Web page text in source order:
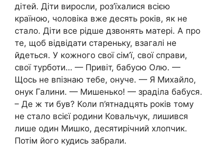
дітей. Діти виросли, роз’їхалися всією
країною, чоловіка вже десять років, як не
стало. Діти все рідше дзвонять матері. А про
те, щоб відвідати стареньку, взагалі не
йдеться. У кожного свої сім’ї, свої справи,
свої турботи… — Привіт, бабусю Олю. —
Щось не впізнаю тебе, онуче. — Я Михайло,
онук Галини. — Мишенько! — зраділа бабуся.
– Де ж ти був? Коли п’ятнадцять років тому
не стало всієї родини Ковальчук, лишився
лише один Мишко, десятирічний хлопчик.
Потім його кудись забрали.